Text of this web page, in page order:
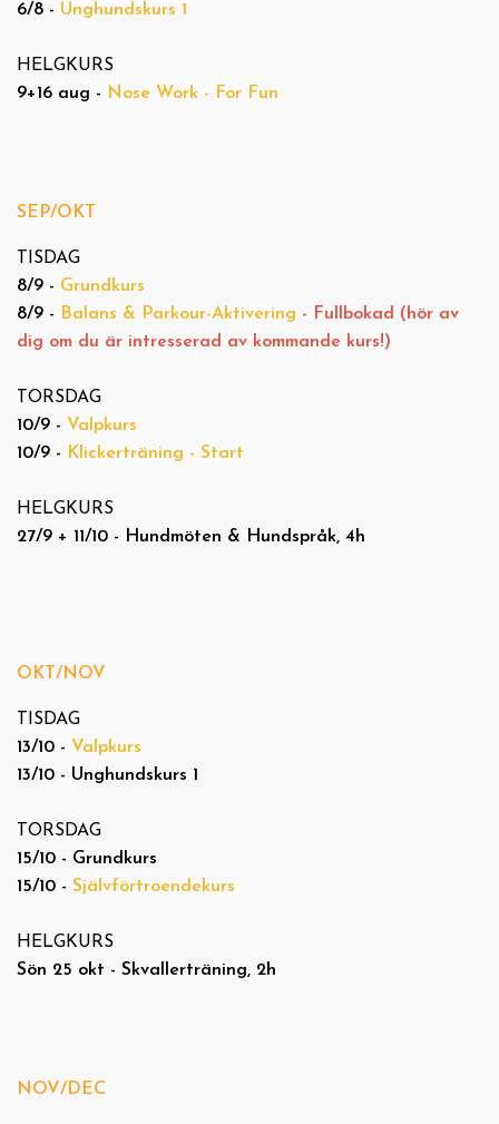
6/8 - Unghundskurs 1
HELGKURS
9+16 aug - Nose Work - For Fun
SEP/OKT
TISDAG
8/9 - Grundkurs
8/9 - Balans & Parkour-Aktivering - Fullbokad (hör av
dig om du är intresserad av kommande kurs!)
TORSDAG
10/9 - Valpkurs
10/9 - Klickerträning - Start
HELGKURS
27/9 + 11/10 - Hundmöten & Hundspråk, 4h
OKT/NOV
TISDAG
13/10 - Valpkurs
13/10 - Unghundskurs 1
TORSDAG
15/10 - Grundkurs
15/10 - Självförtroendekurs
HELGKURS
Sön 25 okt - Skvallerträning, 2h
NOV/DEC